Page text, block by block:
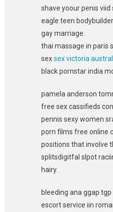
shave yoour penis viid
eagle teen
gay marriage.
thai massage in paris
sexsex victoria
black pornstar india
pamela anderson
free sex cassifieds
pennis sexy women
porn films free online
positions that involve
splitsdigitfal slpot
hairy.
bleeding ana ggap
escort service iin